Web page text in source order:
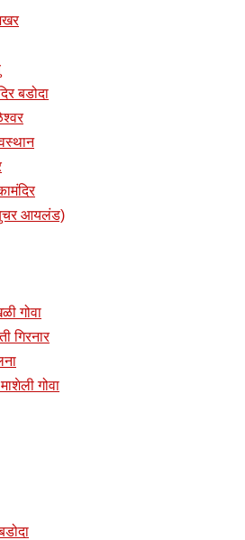
बडोदा
(बुचर आयलंड)
गोवा
गिरनार
गोवा